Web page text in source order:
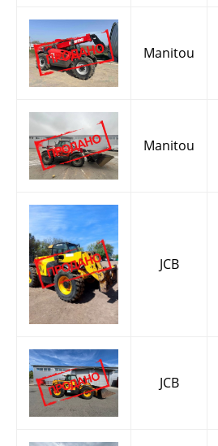
Manitou
Manitou
JCB
JCB